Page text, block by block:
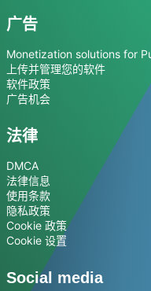
广告
Monetization solutions for
上传并管理您的软件
软件政策
广告机会
法律
DMCA
法律信息
使用条款
隐私政策
Cookie 政策
Cookie 设置
Social media